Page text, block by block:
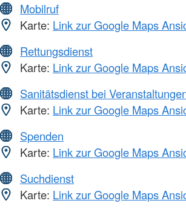
Mobilruf
Karte: Link zur Google Maps
Rettungsdienst
Karte: Link zur Google Maps
Sanitätsdienst bei
Karte: Link zur Google Maps
Spenden
Karte: Link zur Google Maps
Suchdienst
Karte: Link zur Google Maps